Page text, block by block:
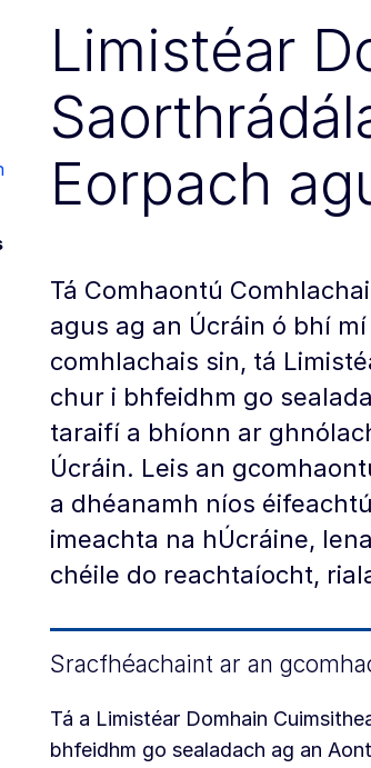
Limistéar
Eorpach
Tá Comhaontú
agus ag an Úcráin ó bhí
comhlachais sin, tá
chur i bhfeidhm go
taraifí a bhíonn ar
Úcráin. Leis an
a dhéanamh níos
imeachta na hÚcráine,
chéile do reachtaíocht,
Sracfhéachaint ar an
Tá a Limistéar Domhain
bhfeidhm go sealadach ag an